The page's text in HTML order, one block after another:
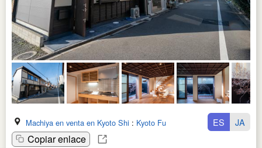
Machiya en venta en Kyoto Shi : Kyoto Fu
Copiar enlace
ES JA